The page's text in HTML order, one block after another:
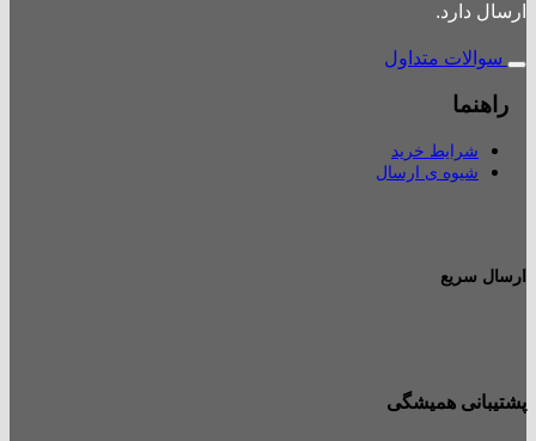
ارسال دارد.
سوالات متداول
راهنما
شرایط خرید
شیوه ی ارسال
ارسال سریع
پشتیبانی همیشگی